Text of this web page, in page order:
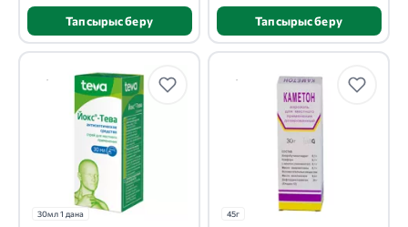
Тапсырыс беру Тапсырыс беру
30мл 1 дана 45г